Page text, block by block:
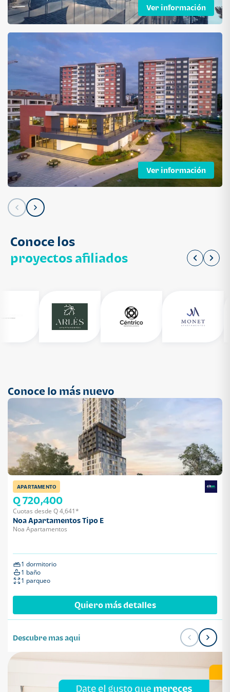
Ver información
Ver información
Conoce los
proyectos afiliados
Conoce lo más nuevo
APARTAMENTO
Q 720,400
Cuotas desde Q 4,641*
Noa Apartamentos Tipo E
Noa Apartamentos
1 dormitorio
1 baño
1 parqueo
Quiero más detalles
Descubre mas aqui